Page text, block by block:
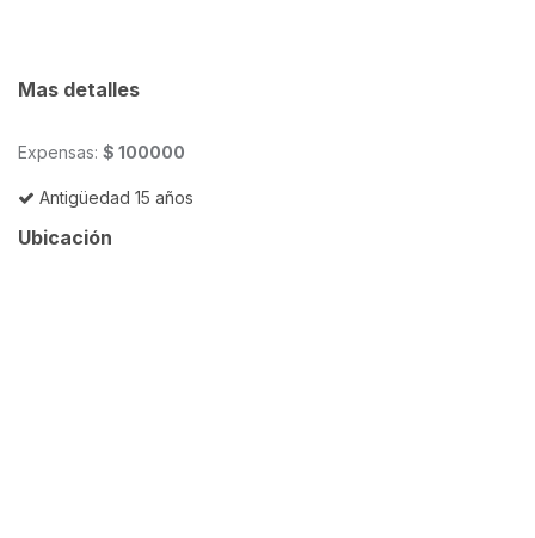
Mas detalles
Expensas: $ 100000
Antigüedad 15 años
Ubicación